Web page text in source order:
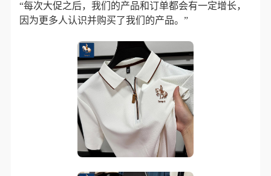
“每次大促之后，我们的产品和订单都会有一定增长，
因为更多人认识并购买了我们的产品。”